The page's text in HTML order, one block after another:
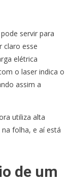
servir para
claro esse
elétrica
o laser indica o
assim a
utiliza alta
folha, e aí está
de um